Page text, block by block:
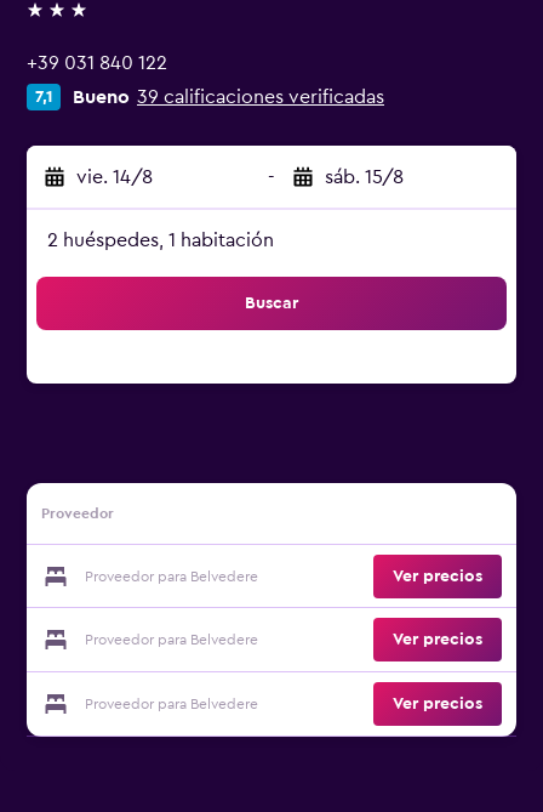
3 estrellas
+39 031 840 122
7,1 Bueno 39 calificaciones verificadas
vie. 14/8 - sáb. 15/8
2 huéspedes, 1 habitación
Buscar
Proveedor
Proveedor para Belvedere Ver precios
Proveedor para Belvedere Ver precios
Proveedor para Belvedere Ver precios